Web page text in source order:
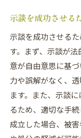
義
埼玉県に
法
示談成立
刑事事件
ング
成功する
埼玉県で
示談を成功させる
示談を成功させる
す。まず、示談が
意が自由意思に基
力や誤解がなく、
ます。また、示談
るため、適切な手
成立した場合、被